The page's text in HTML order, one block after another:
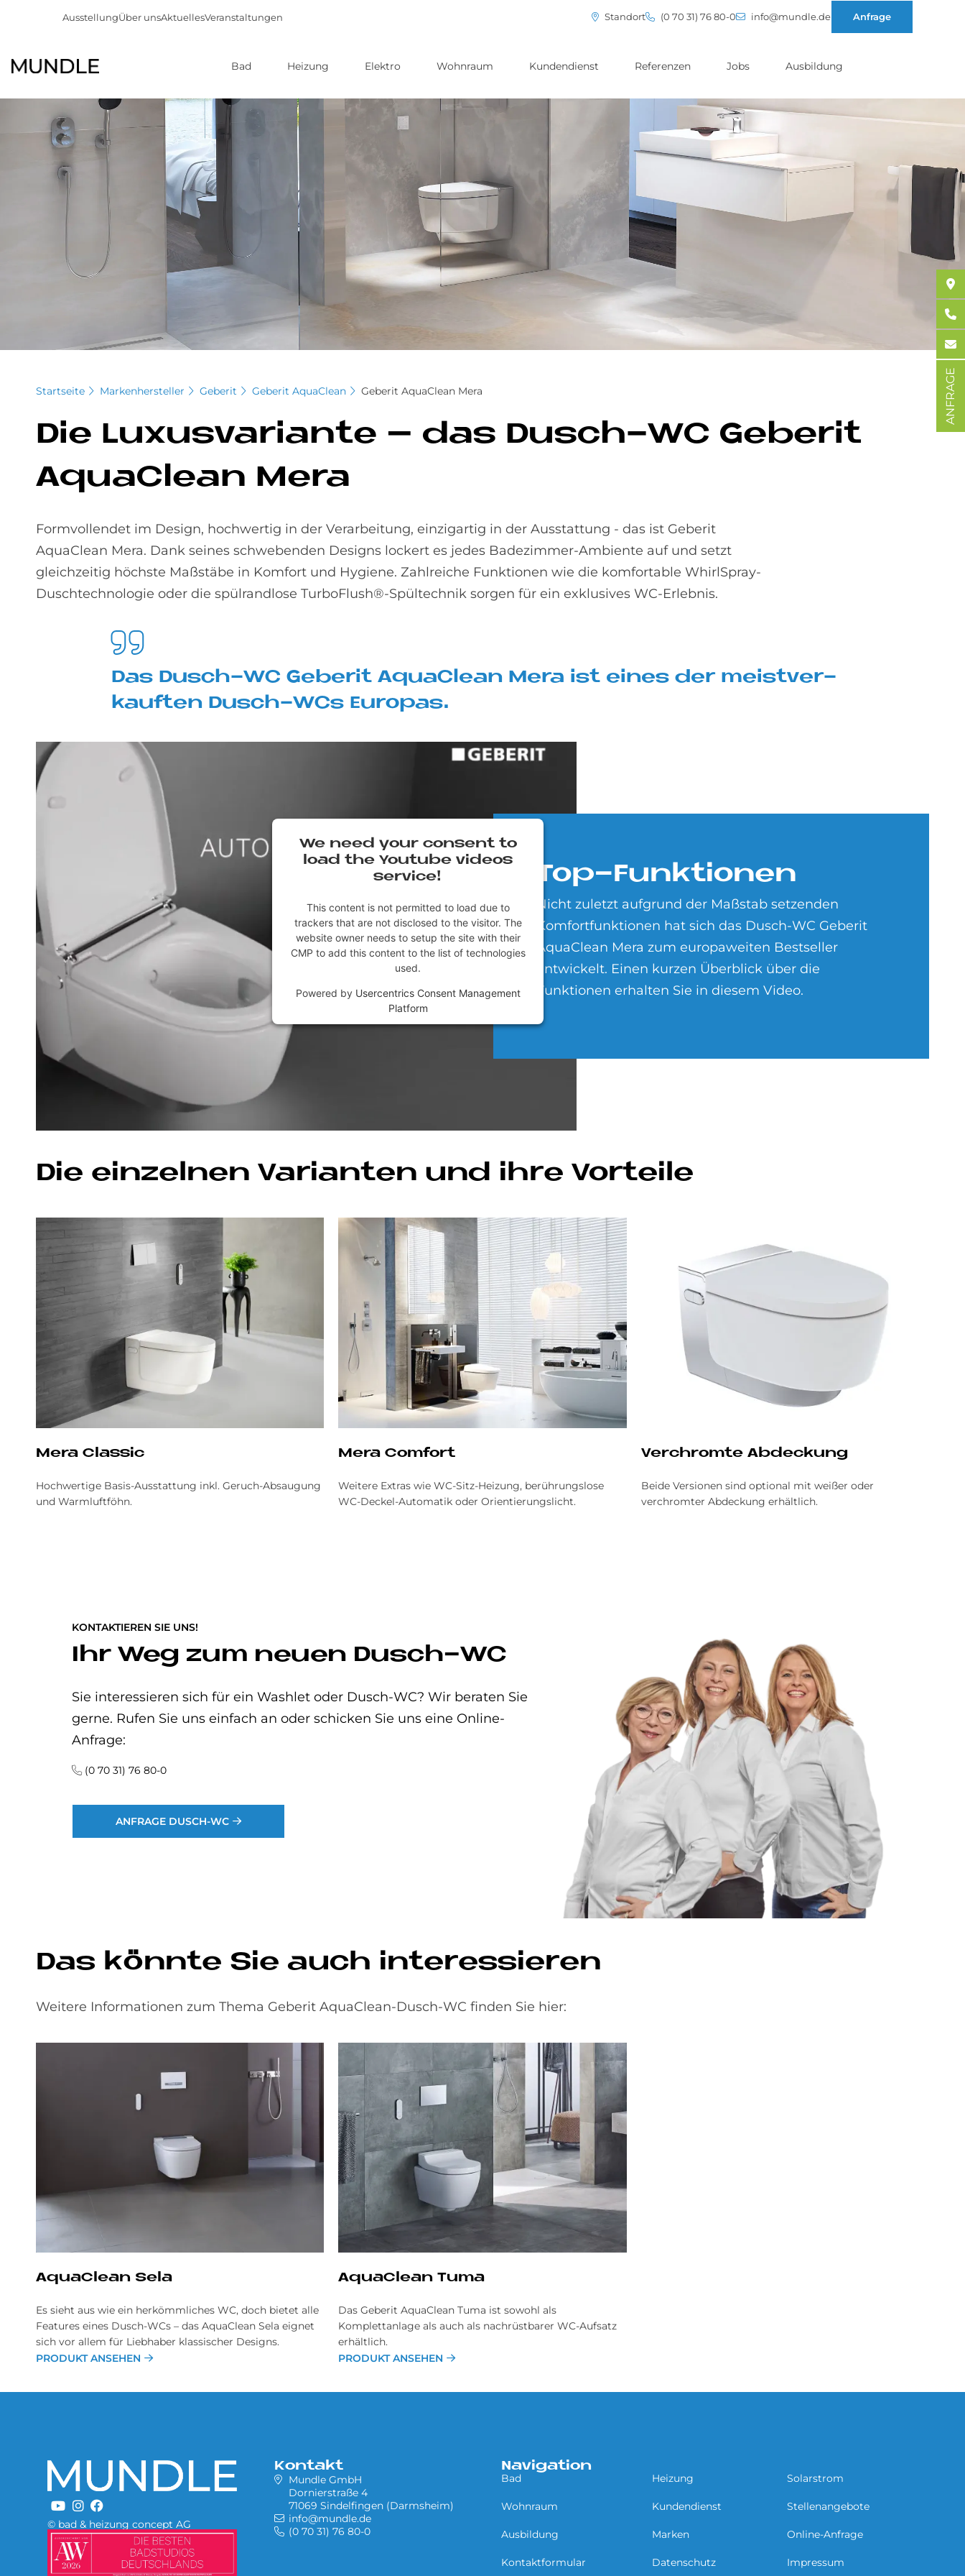
AusstellungÜber unsAktuellesVeranstaltungen Standort (0 70 31) 76 80-0 info@mundle.de Anfrage
Bad Heizung Elektro Wohnraum Kundendienst Referenzen Jobs Ausbildung
Startseite Markenhersteller Geberit Geberit AquaClean Geberit AquaClean Mera
Die Lu­xus­va­ri­an­te – das Dusch-WC Ge­be­rit
AquaClean Mera
Formvollendet im Design, hochwertig in der Verarbeitung, einzigartig in der Ausstattung - das ist Geberit
AquaClean Mera. Dank seines schwebenden Designs lockert es jedes Badezimmer-Ambiente auf und setzt
gleichzeitig höchste Maßstäbe in Komfort und Hygiene. Zahlreiche Funktionen wie die komfortable WhirlSpray-
Duschtechnologie oder die spülrandlose TurboFlush®-Spültechnik sorgen für ein exklusives WC-Erlebnis.
Das Dusch-WC Ge­be­rit AquaClean Mera ist eines der meist­ver­
kauf­ten Dusch-WCs Eu­ro­pas.
We need your con­sent to
load the You­tube vi­de­os
ser­vice!
This content is not permitted to load due to
trackers that are not disclosed to the visitor. The
website owner needs to setup the site with their
CMP to add this content to the list of technologies
used.
Powered by Usercentrics Consent Management
Platform
Top-Funk­tio­nen
Nicht zuletzt aufgrund der Maßstab setzenden
Komfortfunktionen hat sich das Dusch-WC Geberit
AquaClean Mera zum europaweiten Bestseller
entwickelt. Einen kurzen Überblick über die
Funktionen erhalten Sie in diesem Video.
Die ein­zel­nen Va­ri­an­ten und ihre Vor­teile
Mera Clas­sic
Hochwertige Basis-Ausstattung inkl. Geruch-Absaugung
und Warmluftföhn.
Mera Com­fort
Weitere Extras wie WC-Sitz-Heizung, berührungslose
WC-Deckel-Automatik oder Orientierungslicht.
Ver­chrom­te Ab­deckung
Beide Versionen sind optional mit weißer oder
verchromter Abdeckung erhältlich.
KONTAKTIEREN SIE UNS!
Ihr Weg zum neuen Dusch-WC
Sie interessieren sich für ein Washlet oder Dusch-WC? Wir beraten Sie
gerne. Rufen Sie uns einfach an oder schicken Sie uns eine Online-
Anfrage:
(0 70 31) 76 80-0
ANFRAGE DUSCH-WC
Das könnte Sie auch interessieren
Weitere Informationen zum Thema Geberit AquaClean-Dusch-WC finden Sie hier:
AquaClean Sela
Es sieht aus wie ein herkömmliches WC, doch bietet alle
Features eines Dusch-WCs – das AquaClean Sela eignet
sich vor allem für Liebhaber klassischer Designs.
PRODUKT ANSEHEN
AquaClean Tuma
Das Geberit AquaClean Tuma ist sowohl als
Komplettanlage als auch als nachrüstbarer WC-Aufsatz
erhältlich.
PRODUKT ANSEHEN
© bad & heizung concept AG
Bild
Kontakt
Mundle GmbH
Dornierstraße 4
71069 Sindelfingen (Darmsheim)
info@mundle.de
(0 70 31) 76 80-0
Navigation
Bad Heizung Solarstrom
Wohnraum Kundendienst Stellenangebote
Ausbildung Marken Online-Anfrage
Kontaktformular Datenschutz Impressum
ANFRAGE